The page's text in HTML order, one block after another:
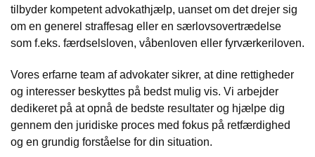
tilbyder kompetent advokathjælp, uanset om det drejer sig
om en generel straffesag eller en særlovsovertrædelse
som f.eks. færdselsloven, våbenloven eller fyrværkeriloven.
Vores erfarne team af advokater sikrer, at dine rettigheder
og interesser beskyttes på bedst mulig vis. Vi arbejder
dedikeret på at opnå de bedste resultater og hjælpe dig
gennem den juridiske proces med fokus på retfærdighed
og en grundig forståelse for din situation.